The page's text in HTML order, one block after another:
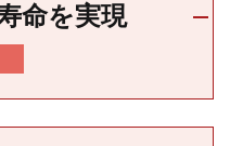
命を実現